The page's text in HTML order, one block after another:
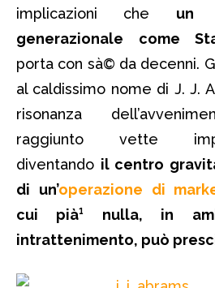
implicazioni che un
generazionale come
porta con sà© da decenni.
al caldissimo nome di J. J.
risonanza
raggiunto vette
diventando il centro
di un’operazione di
cui pià¹ nulla, in
intrattenimento, può